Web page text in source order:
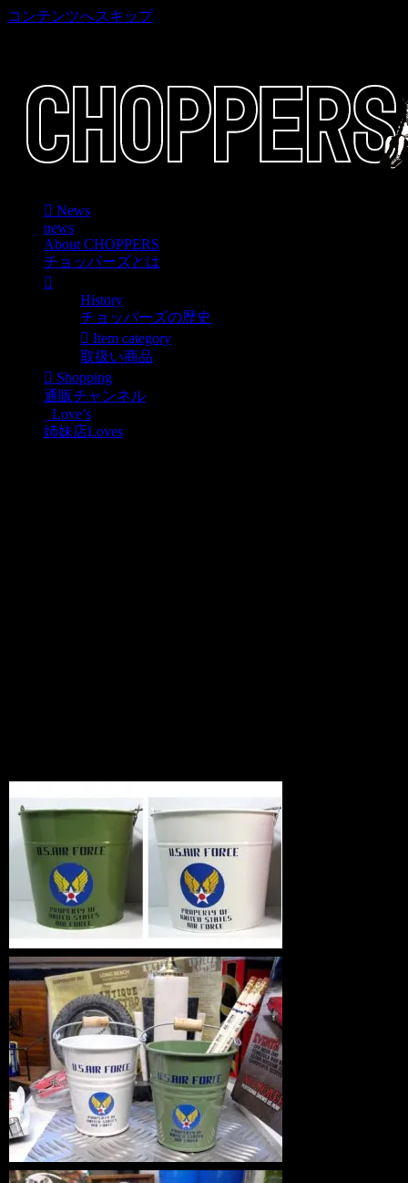
コンテンツへスキップ
News
news
About CHOPPERS
チョッパーズとは
History
チョッパーズの歴史
Item category
取扱い商品
Shopping
通販チャンネル
Love’s
姉妹店Loves